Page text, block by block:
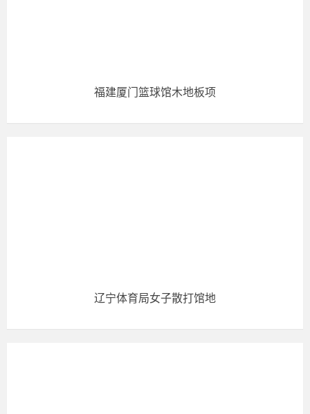
福建厦门篮球馆木地板项
辽宁体育局女子散打馆地